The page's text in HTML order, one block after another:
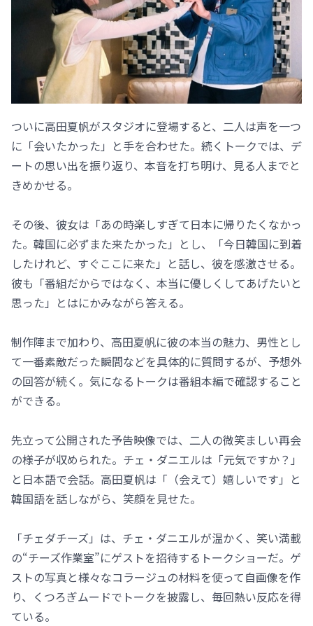
ついに高田夏帆がスタジオに登場すると、二人は声を一つ
に「会いたかった」と手を合わせた。続くトークでは、デ
ートの思い出を振り返り、本音を打ち明け、見る人までと
きめかせる。
その後、彼女は「あの時楽しすぎて日本に帰りたくなかっ
た。韓国に必ずまた来たかった」とし、「今日韓国に到着
したけれど、すぐここに来た」と話し、彼を感激させる。
彼も「番組だからではなく、本当に優しくしてあげたいと
思った」とはにかみながら答える。
制作陣まで加わり、高田夏帆に彼の本当の魅力、男性とし
て一番素敵だった瞬間などを具体的に質問するが、予想外
の回答が続く。気になるトークは番組本編で確認すること
ができる。
先立って公開された予告映像では、二人の微笑ましい再会
の様子が収められた。チェ・ダニエルは「元気ですか？」
と日本語で会話。高田夏帆は「（会えて）嬉しいです」と
韓国語を話しながら、笑顔を見せた。
「チェダチーズ」は、チェ・ダニエルが温かく、笑い満載
の“チーズ作業室”にゲストを招待するトークショーだ。ゲ
ストの写真と様々なコラージュの材料を使って自画像を作
り、くつろぎムードでトークを披露し、毎回熱い反応を得
ている。